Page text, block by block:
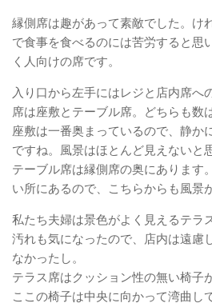
縁側席は趣があって素敵でした。け
で食事を食べるのには苦労すると思
く人向けの席です。
入り口から左手にはレジと店内席へ
席は座敷とテーブル席。どちらも数
座敷は一番奥まっているので、静か
ですね。風景はほとんど見えないと
テーブル席は縁側席の奥にあります
い所にあるので、こちらからも風景
私たち夫婦は景色がよく見えるテラ
汚れも気になったので、店内は遠慮
なかったし。
テラス席はクッション性の無い椅子
ここの椅子は中央に向かって湾曲し